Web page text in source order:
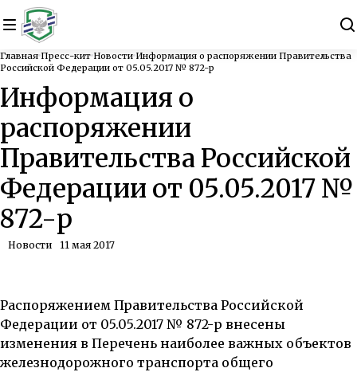
Главная Пресс-кит Новости Информация о распоряжении Правительства
Российской Федерации от 05.05.2017 № 872-р
Информация о
распоряжении
Правительства Российской
Федерации от 05.05.2017 №
872-р
Новости 11 мая 2017
Распоряжением Правительства Российской
Федерации от 05.05.2017 № 872-р внесены
изменения в Перечень наиболее важных объектов
железнодорожного транспорта общего